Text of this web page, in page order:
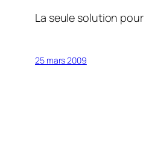
La seule solution
25 mars 2009